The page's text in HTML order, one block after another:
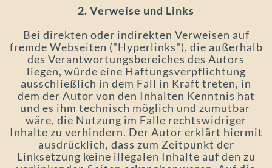
2. Verweise und Links
Bei direkten oder indirekten Verweisen auf
fremde Webseiten ("Hyperlinks"), die außerhalb
des Verantwortungsbereiches des Autors
liegen, würde eine Haftungsverpflichtung
ausschließlich in dem Fall in Kraft treten, in
dem der Autor von den Inhalten Kenntnis hat
und es ihm technisch möglich und zumutbar
wäre, die Nutzung im Falle rechtswidriger
Inhalte zu verhindern. Der Autor erklärt hiermit
ausdrücklich, dass zum Zeitpunkt der
Linksetzung keine illegalen Inhalte auf den zu